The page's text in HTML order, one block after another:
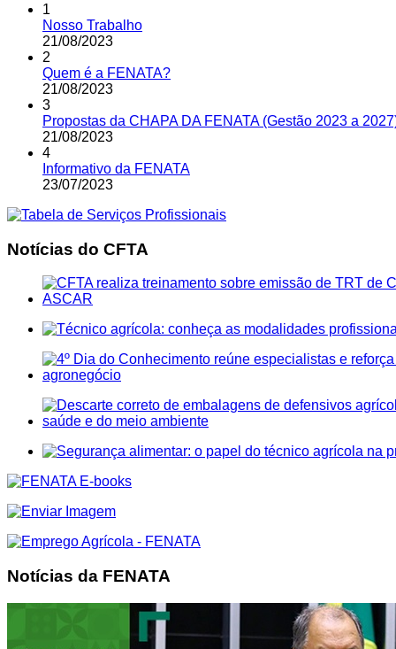
1
Nosso Trabalho
21/08/2023
2
Quem é a FENATA?
21/08/2023
3
Propostas da CHAPA DA FENATA (Gestão 2023 a
21/08/2023
4
Informativo da FENATA
23/07/2023
Notícias do CFTA
Notícias da FENATA